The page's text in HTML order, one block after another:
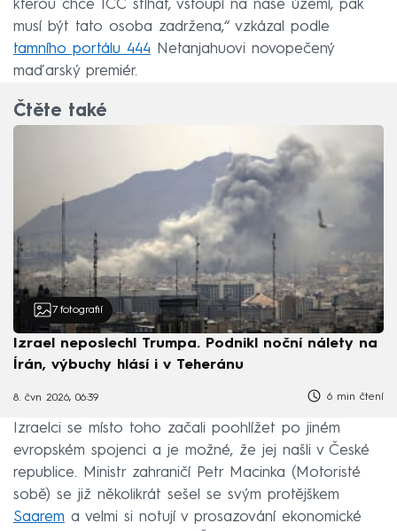
kterou chce ICC stíhat, vstoupí na naše území, pak
musí být tato osoba zadržena,“ vzkázal podle
tamního portálu 444 Netanjahuovi novopečený
maďarský premiér.
Čtěte také
7 fotografií
Izrael neposlechl Trumpa. Podnikl noční nálety na
Írán, výbuchy hlásí i v Teheránu
8. čvn 2026, 06:39 6 min čtení
Izraelci se místo toho začali poohlížet po jiném
evropském spojenci a je možné, že jej našli v České
republice. Ministr zahraničí Petr Macinka (Motoristé
sobě) se již několikrát sešel se svým protějškem
Saarem a velmi si notují v prosazování ekonomické